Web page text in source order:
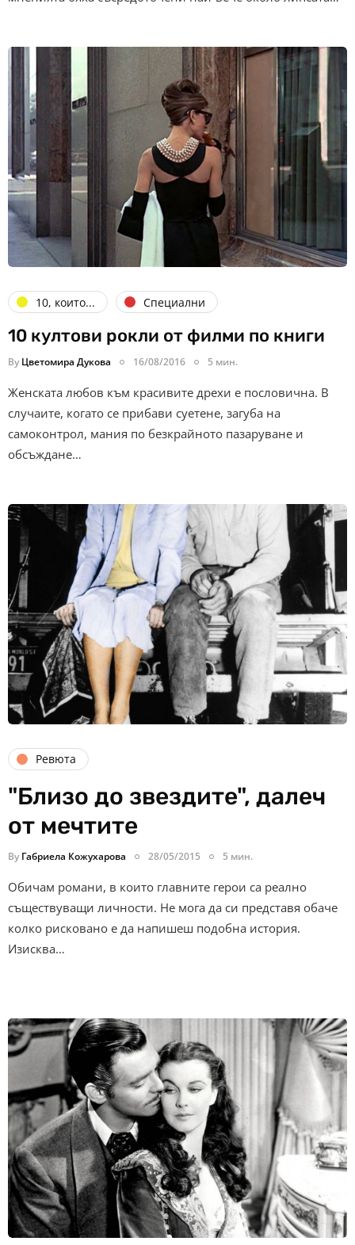
10, които... Специални
10 култови рокли от филми по книги
By Цветомира Дукова 16/08/2016 5 мин.
Женската любов към красивите дрехи е пословична. В
случаите, когато се прибави суетене, загуба на
самоконтрол, мания по безкрайното пазаруване и
обсъждане…
Ревюта
"Близо до звездите", далеч
от мечтите
By Габриела Кожухарова 28/05/2015 5 мин.
Обичам романи, в които главните герои са реално
съществуващи личности. Не мога да си представя обаче
колко рисковано е да напишеш подобна история.
Изисква…